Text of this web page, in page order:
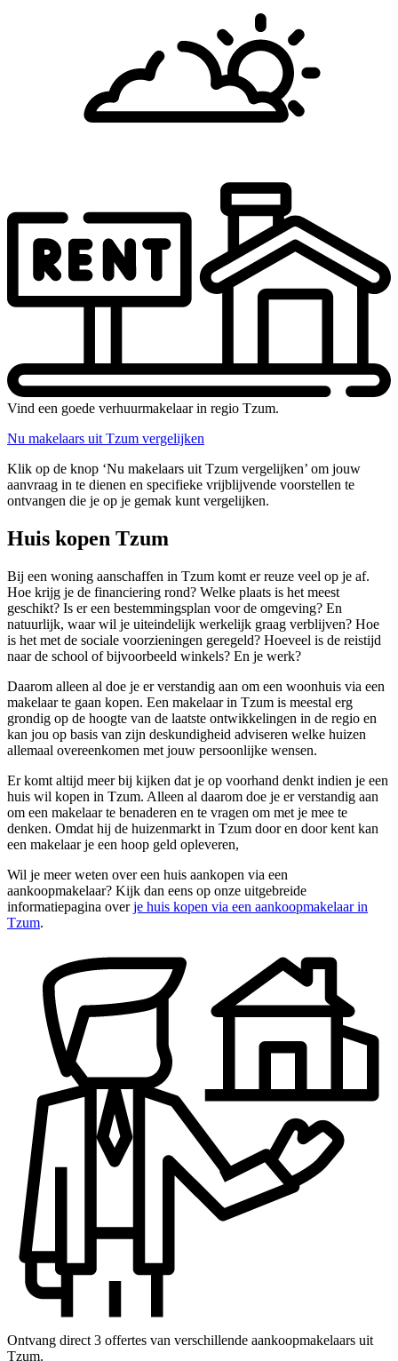
Vind een goede verhuurmakelaar in regio Tzum.
Nu makelaars uit Tzum vergelijken
Klik op de knop ‘Nu makelaars uit Tzum vergelijken’ om jouw
aanvraag in te dienen en specifieke vrijblijvende voorstellen te
ontvangen die je op je gemak kunt vergelijken.
Huis kopen Tzum
Bij een woning aanschaffen in Tzum komt er reuze veel op je af.
Hoe krijg je de financiering rond? Welke plaats is het meest
geschikt? Is er een bestemmingsplan voor de omgeving? En
natuurlijk, waar wil je uiteindelijk werkelijk graag verblijven? Hoe
is het met de sociale voorzieningen geregeld? Hoeveel is de reistijd
naar de school of bijvoorbeeld winkels? En je werk?
Daarom alleen al doe je er verstandig aan om een woonhuis via een
makelaar te gaan kopen. Een makelaar in Tzum is meestal erg
grondig op de hoogte van de laatste ontwikkelingen in de regio en
kan jou op basis van zijn deskundigheid adviseren welke huizen
allemaal overeenkomen met jouw persoonlijke wensen.
Er komt altijd meer bij kijken dat je op voorhand denkt indien je een
huis wil kopen in Tzum. Alleen al daarom doe je er verstandig aan
om een makelaar te benaderen en te vragen om met je mee te
denken. Omdat hij de huizenmarkt in Tzum door en door kent kan
een makelaar je een hoop geld opleveren,
Wil je meer weten over een huis aankopen via een
aankoopmakelaar? Kijk dan eens op onze uitgebreide
informatiepagina overje huis kopen via een aankoopmakelaar in
Tzum.
Ontvang direct 3 offertes van verschillende aankoopmakelaars uit
Tzum.